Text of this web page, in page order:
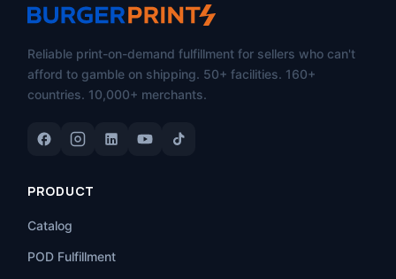
Reliable print-on-demand fulfillment for sellers who can't
afford to gamble on shipping. 50+ facilities. 160+
countries. 10,000+ merchants.
PRODUCT
Catalog
POD Fulfillment